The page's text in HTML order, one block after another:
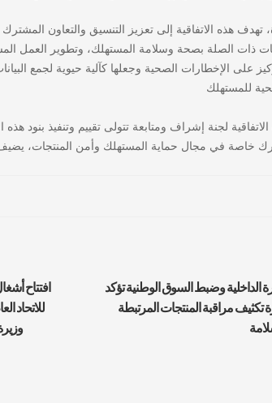
تهدف هذه الاتفاقية إلى تعزيز التنسيق والتعاون
ذات الصلة بصحة وسلامة المستهلك، وتطوير العمل
على الإخطارات الصحية وجعلها كآلية حيوية لجمع
للمستهلك
لجنة إشراف ومتابعة تتولى تقييم وتنفيذ بنود هذه
خاصة في مجال حماية المستهلك وأمن المنتجات،
افتتاح
للاتحاد
الداخلية وضبط السوق الوطنية تؤكد
مراقبة المنتجات المرتبطة